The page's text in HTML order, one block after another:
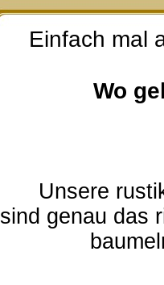
Einfach mal
Wo
Unsere
sind genau das